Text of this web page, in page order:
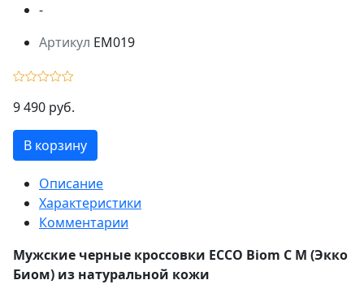
-
Артикул EM019
9 490 руб.
В корзину
Описание
Характеристики
Комментарии
Мужские черные кроссовки ECCO Biom C M (Экко
Биом) из натуральной кожи